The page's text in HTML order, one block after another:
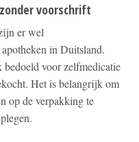
voorschrift
er wel
in Duitsland.
voor zelfmedicatie
Het is belangrijk om
op de verpakking te